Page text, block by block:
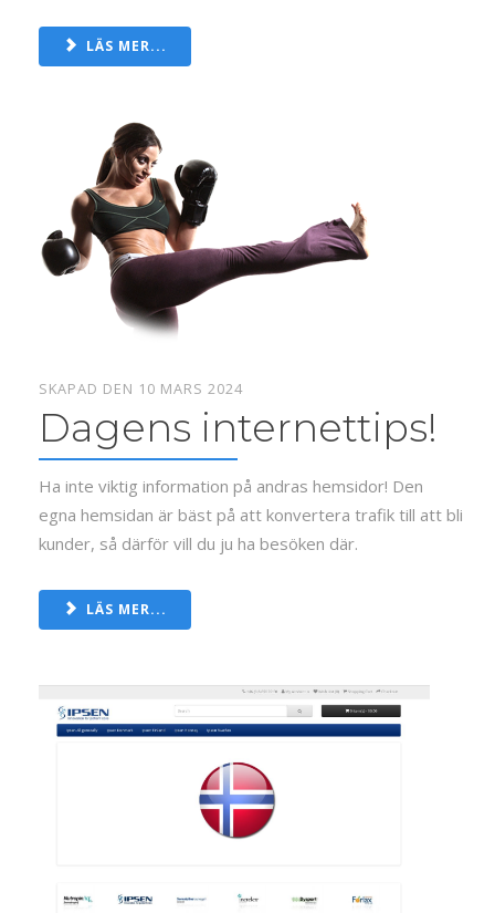
LÄS MER...
SKAPAD DEN 10 MARS 2024
Dagens internettips!
Ha inte viktig information på andras hemsidor! Den
egna hemsidan är bäst på att konvertera trafik till att bli
kunder, så därför vill du ju ha besöken där.
LÄS MER...